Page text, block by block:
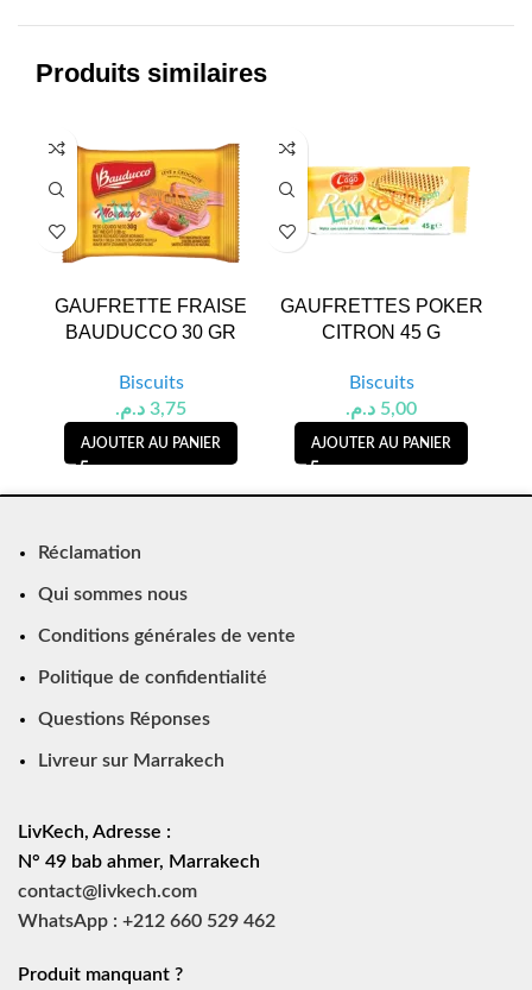
Produits similaires
GAUFRETTE FRAISE
BAUDUCCO 30 GR
Biscuits
3,75 د.م.
AJOUTER AU PANIER
GAUFRETTES POKER
CITRON 45 G
Biscuits
5,00 د.م.
AJOUTER AU PANIER
Réclamation
Qui sommes nous
Conditions générales de vente
Politique de confidentialité
Questions Réponses
Livreur sur Marrakech
LivKech, Adresse :
N° 49 bab ahmer, Marrakech
contact@livkech.com
WhatsApp : +212 660 529 462
Produit manquant ?